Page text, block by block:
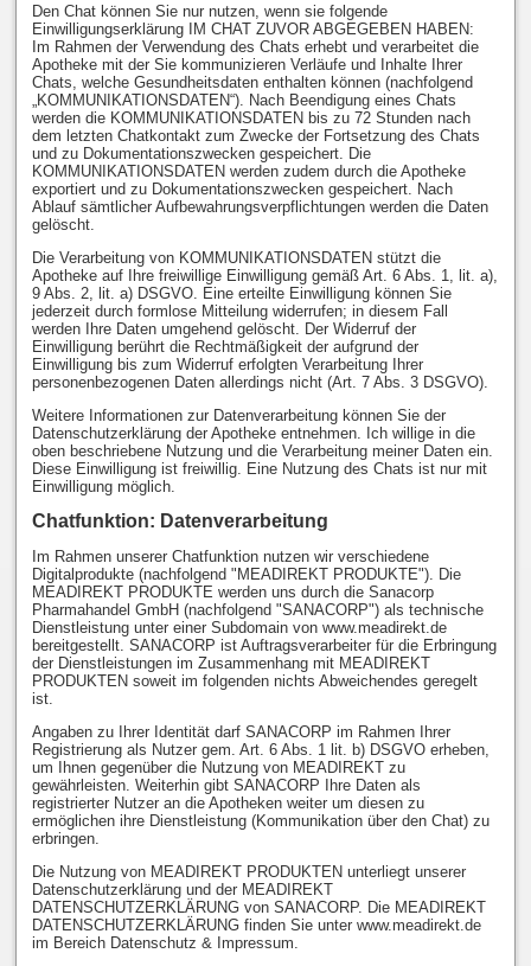
Den Chat können Sie nur nutzen, wenn sie folgende
Einwilligungserklärung IM CHAT ZUVOR ABGEGEBEN HABEN:
Im Rahmen der Verwendung des Chats erhebt und verarbeitet die
Apotheke mit der Sie kommunizieren Verläufe und Inhalte Ihrer
Chats, welche Gesundheitsdaten enthalten können (nachfolgend
„KOMMUNIKATIONSDATEN“). Nach Beendigung eines Chats
werden die KOMMUNIKATIONSDATEN bis zu 72 Stunden nach
dem letzten Chatkontakt zum Zwecke der Fortsetzung des Chats
und zu Dokumentationszwecken gespeichert. Die
KOMMUNIKATIONSDATEN werden zudem durch die Apotheke
exportiert und zu Dokumentationszwecken gespeichert. Nach
Ablauf sämtlicher Aufbewahrungsverpflichtungen werden die Daten
gelöscht.
Die Verarbeitung von KOMMUNIKATIONSDATEN stützt die
Apotheke auf Ihre freiwillige Einwilligung gemäß Art. 6 Abs. 1, lit. a),
9 Abs. 2, lit. a) DSGVO. Eine erteilte Einwilligung können Sie
jederzeit durch formlose Mitteilung widerrufen; in diesem Fall
werden Ihre Daten umgehend gelöscht. Der Widerruf der
Einwilligung berührt die Rechtmäßigkeit der aufgrund der
Einwilligung bis zum Widerruf erfolgten Verarbeitung Ihrer
personenbezogenen Daten allerdings nicht (Art. 7 Abs. 3 DSGVO).
Weitere Informationen zur Datenverarbeitung können Sie der
Datenschutzerklärung der Apotheke entnehmen. Ich willige in die
oben beschriebene Nutzung und die Verarbeitung meiner Daten ein.
Diese Einwilligung ist freiwillig. Eine Nutzung des Chats ist nur mit
Einwilligung möglich.
Chatfunktion: Datenverarbeitung
Im Rahmen unserer Chatfunktion nutzen wir verschiedene
Digitalprodukte (nachfolgend "MEADIREKT PRODUKTE"). Die
MEADIREKT PRODUKTE werden uns durch die Sanacorp
Pharmahandel GmbH (nachfolgend "SANACORP") als technische
Dienstleistung unter einer Subdomain von www.meadirekt.de
bereitgestellt. SANACORP ist Auftragsverarbeiter für die Erbringung
der Dienstleistungen im Zusammenhang mit MEADIREKT
PRODUKTEN soweit im folgenden nichts Abweichendes geregelt
ist.
Angaben zu Ihrer Identität darf SANACORP im Rahmen Ihrer
Registrierung als Nutzer gem. Art. 6 Abs. 1 lit. b) DSGVO erheben,
um Ihnen gegenüber die Nutzung von MEADIREKT zu
gewährleisten. Weiterhin gibt SANACORP Ihre Daten als
registrierter Nutzer an die Apotheken weiter um diesen zu
ermöglichen ihre Dienstleistung (Kommunikation über den Chat) zu
erbringen.
Die Nutzung von MEADIREKT PRODUKTEN unterliegt unserer
Datenschutzerklärung und der MEADIREKT
DATENSCHUTZERKLÄRUNG von SANACORP. Die MEADIREKT
DATENSCHUTZERKLÄRUNG finden Sie unter www.meadirekt.de
im Bereich Datenschutz & Impressum.